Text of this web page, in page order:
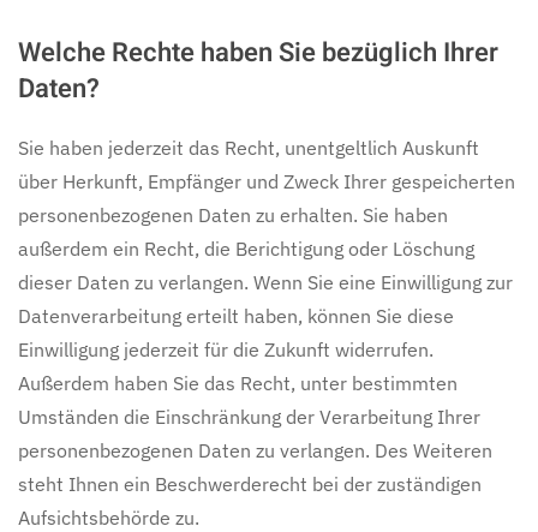
Welche Rechte haben Sie bezüglich Ihrer
Daten?
Sie haben jederzeit das Recht, unentgeltlich Auskunft
über Herkunft, Empfänger und Zweck Ihrer gespeicherten
personenbezogenen Daten zu erhalten. Sie haben
außerdem ein Recht, die Berichtigung oder Löschung
dieser Daten zu verlangen. Wenn Sie eine Einwilligung zur
Datenverarbeitung erteilt haben, können Sie diese
Einwilligung jederzeit für die Zukunft widerrufen.
Außerdem haben Sie das Recht, unter bestimmten
Umständen die Einschränkung der Verarbeitung Ihrer
personenbezogenen Daten zu verlangen. Des Weiteren
steht Ihnen ein Beschwerderecht bei der zuständigen
Aufsichtsbehörde zu.